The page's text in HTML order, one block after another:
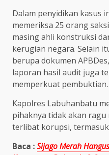
Dalam penyidikan kasus
memeriksa 25 orang
masing ahli konstruksi
kerugian negara. Selain
berupa dokumen
laporan hasil audit juga
memperkuat pembuktian.
Kapolres Labuhanbatu
pihaknya tidak akan
terlibat korupsi,
Baca :Sijago Merah